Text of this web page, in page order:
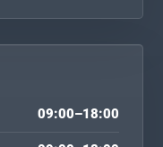
09:00–18:00